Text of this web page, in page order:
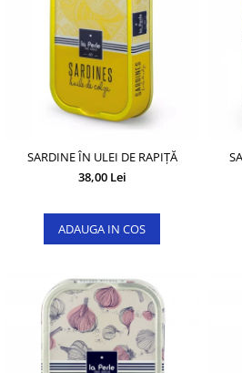
SARDINE ÎN ULEI DE RAPIȚĂ
38,00 Lei
ADAUGA IN COS